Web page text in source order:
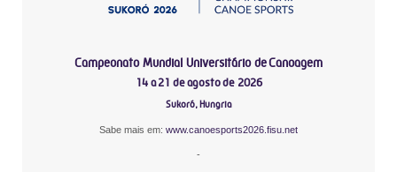
Campeonato Mundial Universitário de Canoagem
14 a 21 de agosto de 2026
Sukoró, Hungria
Sabe mais em: www.canoesports2026.fisu.net
-